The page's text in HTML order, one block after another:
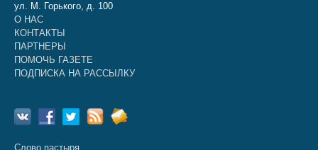
ул. М. Горького, д. 100
О НАС
КОНТАКТЫ
ПАРТНЕРЫ
ПОМОЧЬ ГАЗЕТЕ
ПОДПИСКА НА РАССЫЛКУ
Слово пастыря